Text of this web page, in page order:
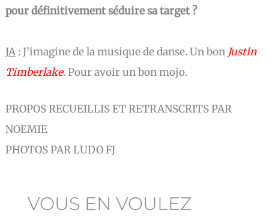
pour définitivement séduire sa target ?
JA :J’imagine de la musique de danse. Un bon Justin
Timberlake. Pour avoir un bon mojo.
PROPOS RECUEILLIS ET RETRANSCRITS PAR
NOEMIE
PHOTOS PAR LUDO FJ
VOUS EN VOULEZ